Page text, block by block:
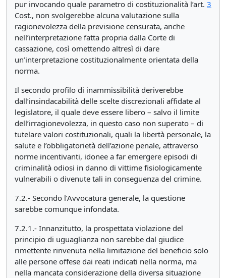
pur invocando quale parametro di costituzionalità l’art. 3
Cost., non svolgerebbe alcuna valutazione sulla
ragionevolezza della previsione censurata, anche
nell’interpretazione fatta propria dalla Corte di
cassazione, così omettendo altresì di dare
un’interpretazione costituzionalmente orientata della
norma.
Il secondo profilo di inammissibilità deriverebbe
dall’insindacabilità delle scelte discrezionali affidate al
legislatore, il quale deve essere libero – salvo il limite
dell’irragionevolezza, in questo caso non superato – di
tutelare valori costituzionali, quali la libertà personale, la
salute e l’obbligatorietà dell’azione penale, attraverso
norme incentivanti, idonee a far emergere episodi di
criminalità odiosi in danno di vittime fisiologicamente
vulnerabili o divenute tali in conseguenza del crimine.
7.2.- Secondo l’Avvocatura generale, la questione
sarebbe comunque infondata.
7.2.1.- Innanzitutto, la prospettata violazione del
principio di uguaglianza non sarebbe dal giudice
rimettente rinvenuta nella limitazione del beneficio solo
alle persone offese dai reati indicati nella norma, ma
nella mancata considerazione della diversa situazione